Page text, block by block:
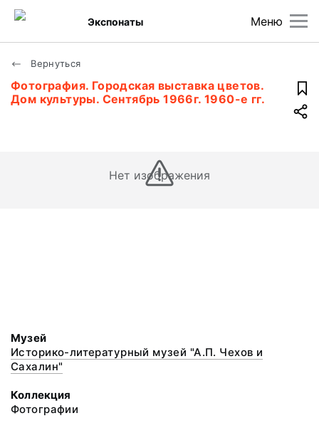
Меню
Экспонаты
Вернуться
Фотография. Городская выставка цветов.
Дом культуры. Сентябрь 1966г. 1960-е гг.
Нет изображения
Музей
Историко-литературный музей "А.П. Чехов и
Сахалин"
Коллекция
Фотографии